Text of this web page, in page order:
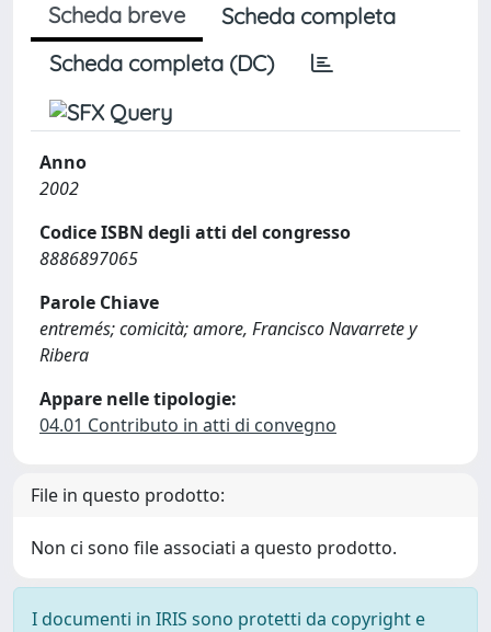
Scheda breve
Scheda completa
Scheda completa (DC)
Anno
2002
Codice ISBN degli atti del congresso
8886897065
Parole Chiave
entremés; comicità; amore, Francisco Navarrete y
Ribera
Appare nelle tipologie:
04.01 Contributo in atti di convegno
File in questo prodotto:
Non ci sono file associati a questo prodotto.
I documenti in IRIS sono protetti da copyright e